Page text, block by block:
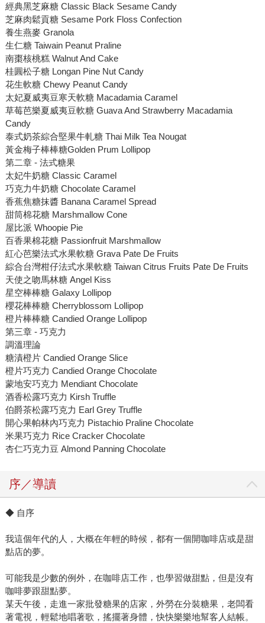
經典黑芝麻糖 Classic Black Sesame Candy
芝麻肉鬆貢糖 Sesame Pork Floss Confection
養生燕麥 Granola
生仁糖 Taiwain Peanut Praline
南棗核桃糕 Walnut And Cake
桂圓松子糖 Longan Pine Nut Candy
花生軟糖 Chewy Peanut Candy
太妃夏威夷豆寒天軟糖 Macadamia Caramel
草莓芭樂夏威夷豆軟糖 Guava And Strawberry Macadamia
Candy
泰式奶茶綜合堅果牛軋糖 Thai Milk Tea Nougat
黃金梅子棒棒糖Golden Prum Lollipop
第二章 - 法式糖果
太妃牛奶糖 Classic Caramel
巧克力牛奶糖 Chocolate Caramel
香蕉焦糖抹醬 Banana Caramel Spread
甜筒棉花糖 Marshmallow Cone
屋比派 Whoopie Pie
百香果棉花糖 Passionfruit Marshmallow
紅心芭樂法式水果軟糖 Grava Pate De Fruits
綜合台灣柑仔法式水果軟糖 Taiwan Citrus Fruits Pate De Fruits
天使之吻馬林糖 Angel Kiss
星空棒棒糖 Galaxy Lollipop
櫻花棒棒糖 Cherryblossom Lollipop
橙片棒棒糖 Candied Orange Lollipop
第三章 - 巧克力
調溫理論
糖漬橙片 Candied Orange Slice
橙片巧克力 Candied Orange Chocolate
蒙地安巧克力 Mendiant Chocolate
酒香松露巧克力 Kirsh Truffle
伯爵茶松露巧克力 Earl Grey Truffle
開心果帕林內巧克力 Pistachio Praline Chocolate
米果巧克力 Rice Cracker Chocolate
杏仁巧克力豆 Almond Panning Chocolate
序／導讀
◆ 自序
我這個年代的人，大概在年輕的時候，都有一個開咖啡店或是甜
點店的夢。
可能我是少數的例外，在咖啡店工作，也學習做甜點，但是沒有
咖啡夢跟甜點夢。
某天午後，走進一家批發糖果的店家，外勞在分裝糖果，老闆看
著電視，輕鬆地唱著歌，搖擺著身體，快快樂樂地幫客人結帳。